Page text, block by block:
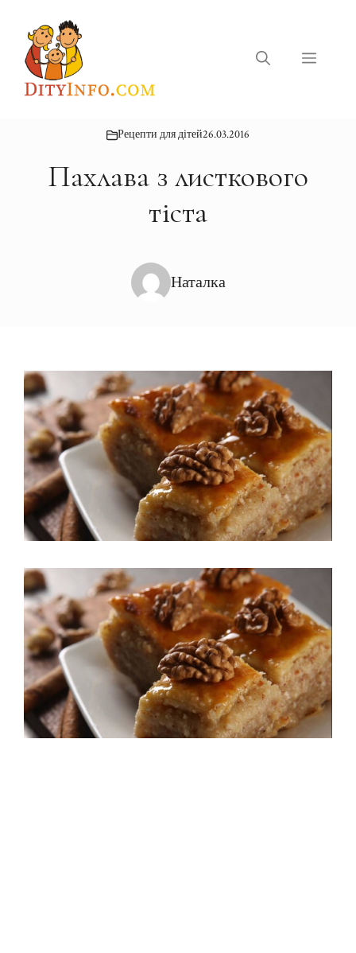
вмісту
Меню
Рецепти для дітей26.03.2016
Пахлава з листкового
тіста
Наталка